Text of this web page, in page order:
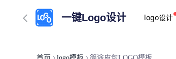
一键Logo设计 logo设计